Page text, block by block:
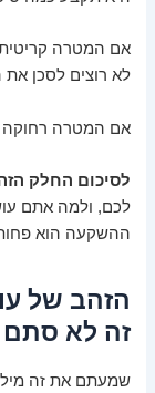
אם המטרה
לא רוצים לסכן את
אם המטרה רחוקה
לסיכום החלק
לכם, ולמה אתם
ההשקעה הוא פחות
הזהב של
זה לא סתם
שמעתם את זה